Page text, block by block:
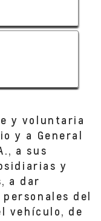
y voluntaria
y a General
a sus
y
a dar
del
vehículo, de